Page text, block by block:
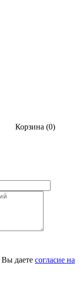
Корзина (0)
даете согласие на